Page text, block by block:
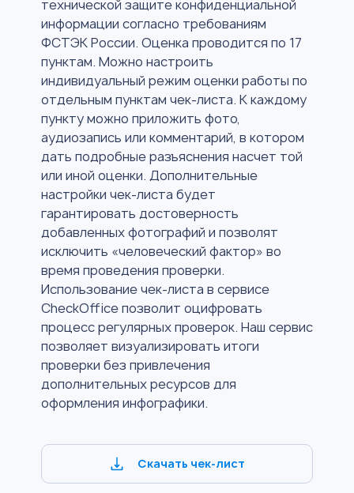
технической защите конфиденциальной
информации согласно требованиям
ФСТЭК России. Оценка проводится по 17
пунктам. Можно настроить
индивидуальный режим оценки работы по
отдельным пунктам чек-листа. К каждому
пункту можно приложить фото,
аудиозапись или комментарий, в котором
дать подробные разъяснения насчет той
или иной оценки. Дополнительные
настройки чек-листа будет
гарантировать достоверность
добавленных фотографий и позволят
исключить «человеческий фактор» во
время проведения проверки.
Использование чек-листа в сервисе
CheckOffice позволит оцифровать
процесс регулярных проверок. Наш сервис
позволяет визуализировать итоги
проверки без привлечения
дополнительных ресурсов для
оформления инфографики.
Скачать чек-лист